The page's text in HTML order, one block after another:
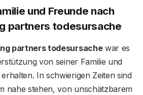
und Freunde nach
partners todesursache
partners todesursachewar es
von seiner Familie und
In schwierigen Zeiten sind
nahe stehen, von unschätzbarem